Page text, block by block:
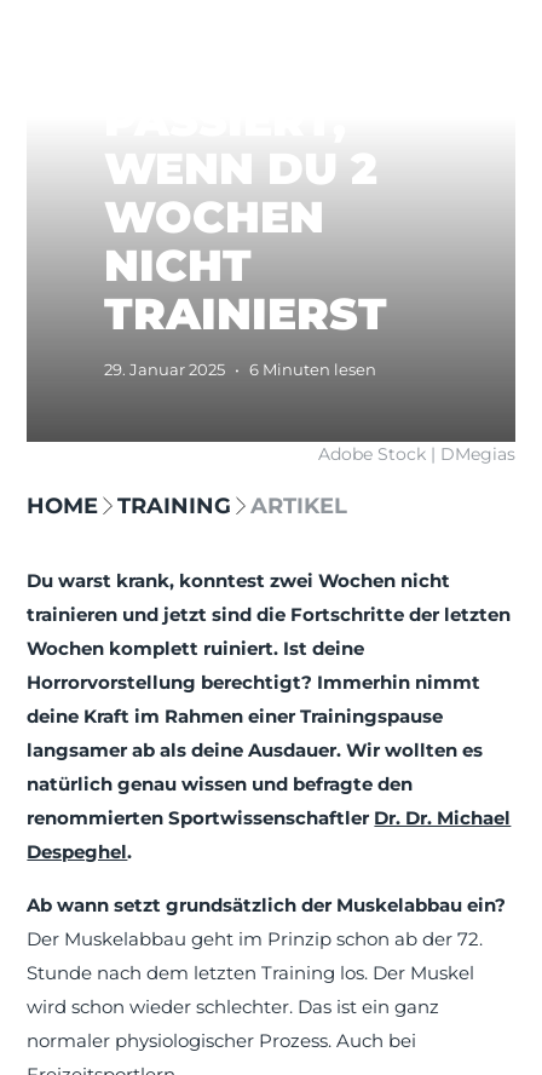
WENN DU 2
WOCHEN
NICHT
TRAINIERST
29. Januar 2025 • 6 Minuten lesen
Adobe Stock | DMegias
HOME TRAINING ARTIKEL
Du warst krank, konntest zwei Wochen nicht
trainieren und jetzt sind die Fortschritte der letzten
Wochen komplett ruiniert. Ist deine
Horrorvorstellung berechtigt? Immerhin nimmt
deine Kraft im Rahmen einer Trainingspause
langsamer ab als deine Ausdauer. Wir wollten es
natürlich genau wissen und befragte den
renommierten Sportwissenschaftler Dr. Dr. Michael
Despeghel.
Ab wann setzt grundsätzlich der Muskelabbau ein?
Der Muskelabbau geht im Prinzip schon ab der 72.
Stunde nach dem letzten Training los. Der Muskel
wird schon wieder schlechter. Das ist ein ganz
normaler physiologischer Prozess. Auch bei